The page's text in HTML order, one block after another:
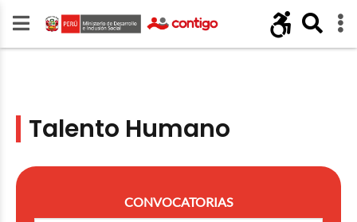
Talento Humano
CONVOCATORIAS